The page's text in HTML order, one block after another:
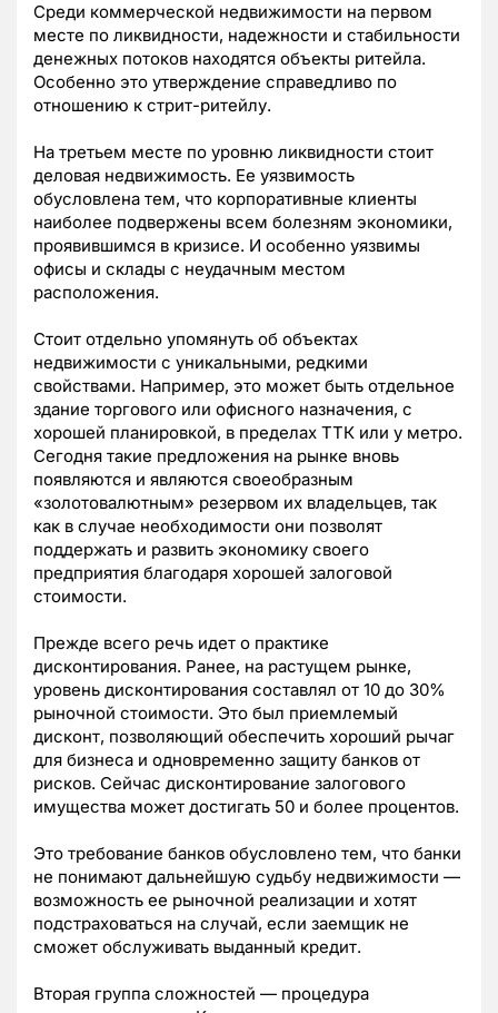
Среди коммерческой недвижимости на первом
месте по ликвидности, надежности и стабильности
денежных потоков находятся объекты ритейла.
Особенно это утверждение справедливо по
отношению к стрит-ритейлу.
На третьем месте по уровню ликвидности стоит
деловая недвижимость. Ее уязвимость
обусловлена тем, что корпоративные клиенты
наиболее подвержены всем болезням экономики,
проявившимся в кризисе. И особенно уязвимы
офисы и склады с неудачным местом
расположения.
Стоит отдельно упомянуть об объектах
недвижимости с уникальными, редкими
свойствами. Например, это может быть отдельное
здание торгового или офисного назначения, с
хорошей планировкой, в пределах ТТК или у метро.
Сегодня такие предложения на рынке вновь
появляются и являются своеобразным
«золотовалютным» резервом их владельцев, так
как в случае необходимости они позволят
поддержать и развить экономику своего
предприятия благодаря хорошей залоговой
стоимости.
Прежде всего речь идет о практике
дисконтирования. Ранее, на растущем рынке,
уровень дисконтирования составлял от 10 до 30%
рыночной стоимости. Это был приемлемый
дисконт, позволяющий обеспечить хороший рычаг
для бизнеса и одновременно защиту банков от
рисков. Сейчас дисконтирование залогового
имущества может достигать 50 и более процентов.
Это требование банков обусловлено тем, что банки
не понимают дальнейшую судьбу недвижимости —
возможность ее рыночной реализации и хотят
подстраховаться на случай, если заемщик не
сможет обслуживать выданный кредит.
Вторая группа сложностей — процедура